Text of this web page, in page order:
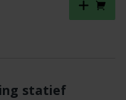
statief